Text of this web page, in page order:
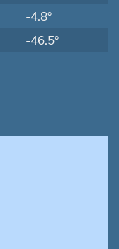
-4.8°
-46.5°